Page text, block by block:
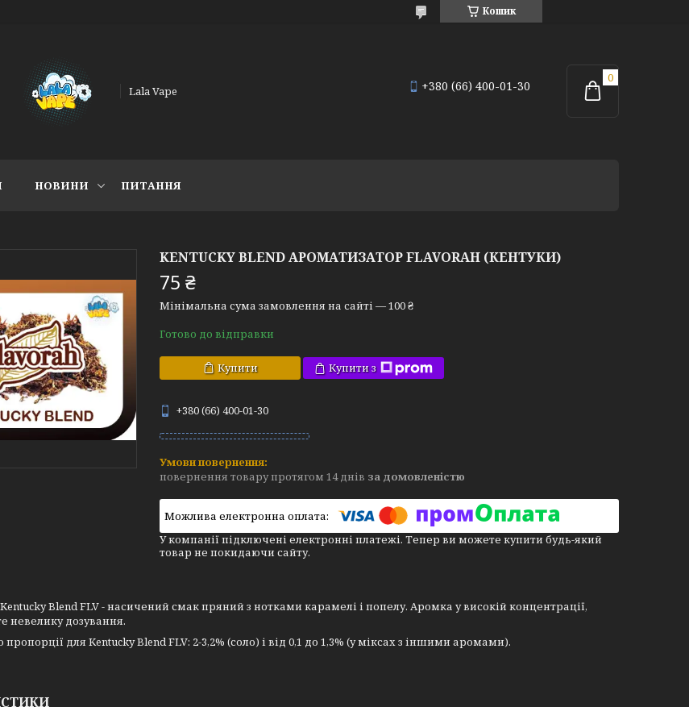
Кошик
Lala Vape +380 (66) 400-01-30
НОВИНИ ПИТАННЯ
KENTUCKY BLEND АРОМАТИЗАТОР FLAVORAH (КЕНТУКИ)
75 ₴
Мінімальна сума замовлення на сайті — 100 ₴
Готово до відправки
Купити Купити з
+380 (66) 400-01-30
повернення товару протягом 14 днів за домовленістю
У компанії підключені електронні платежі. Тепер ви можете купити будь-який
товар не покидаючи сайту.
Blend FLV - насичений смак пряний з нотками карамелі і попелу. Аромка у високій концентрації,
невелику дозування.
для Kentucky Blend FLV: 2-3,2% (соло) і від 0,1 до 1,3% (у міксах з іншими аромами).